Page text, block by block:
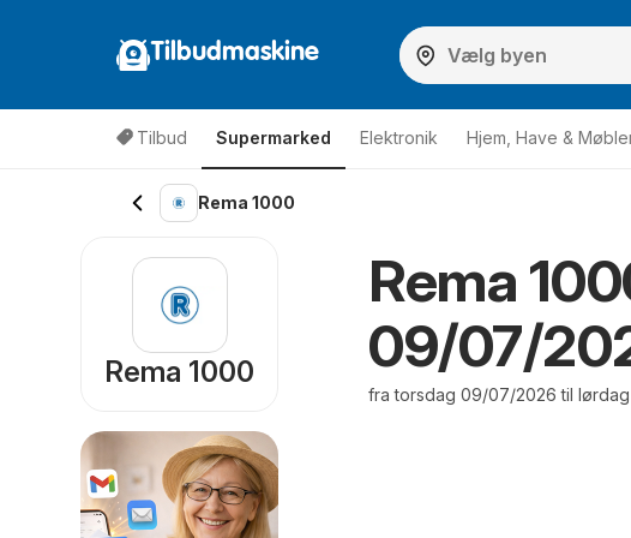
Tilbudmaskine
Tilbud Supermarked Elektronik Hjem, Have &
Rema 1000
Rema
09/07/
fra torsdag 09/07/2026 til lørdag
Rema 1000